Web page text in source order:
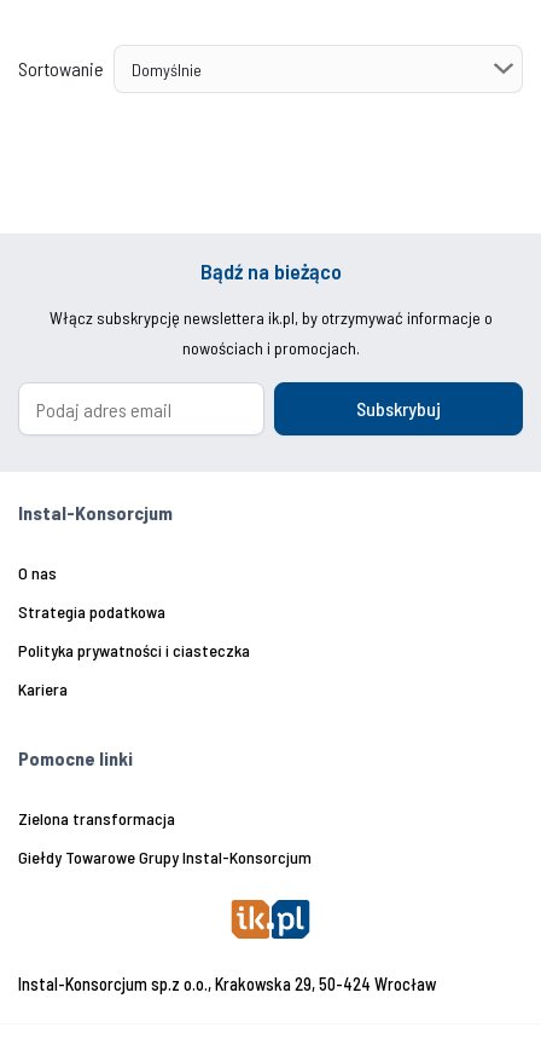
Sortowanie
Bądź na bieżąco
Włącz subskrypcję newslettera ik.pl, by otrzymywać informacje o
nowościach i promocjach.
Subskrybuj
Instal-Konsorcjum
O nas
Strategia podatkowa
Polityka prywatności i ciasteczka
Kariera
Pomocne linki
Zielona transformacja
Giełdy Towarowe Grupy Instal-Konsorcjum
Instal-Konsorcjum sp.z o.o., Krakowska 29, 50-424 Wrocław